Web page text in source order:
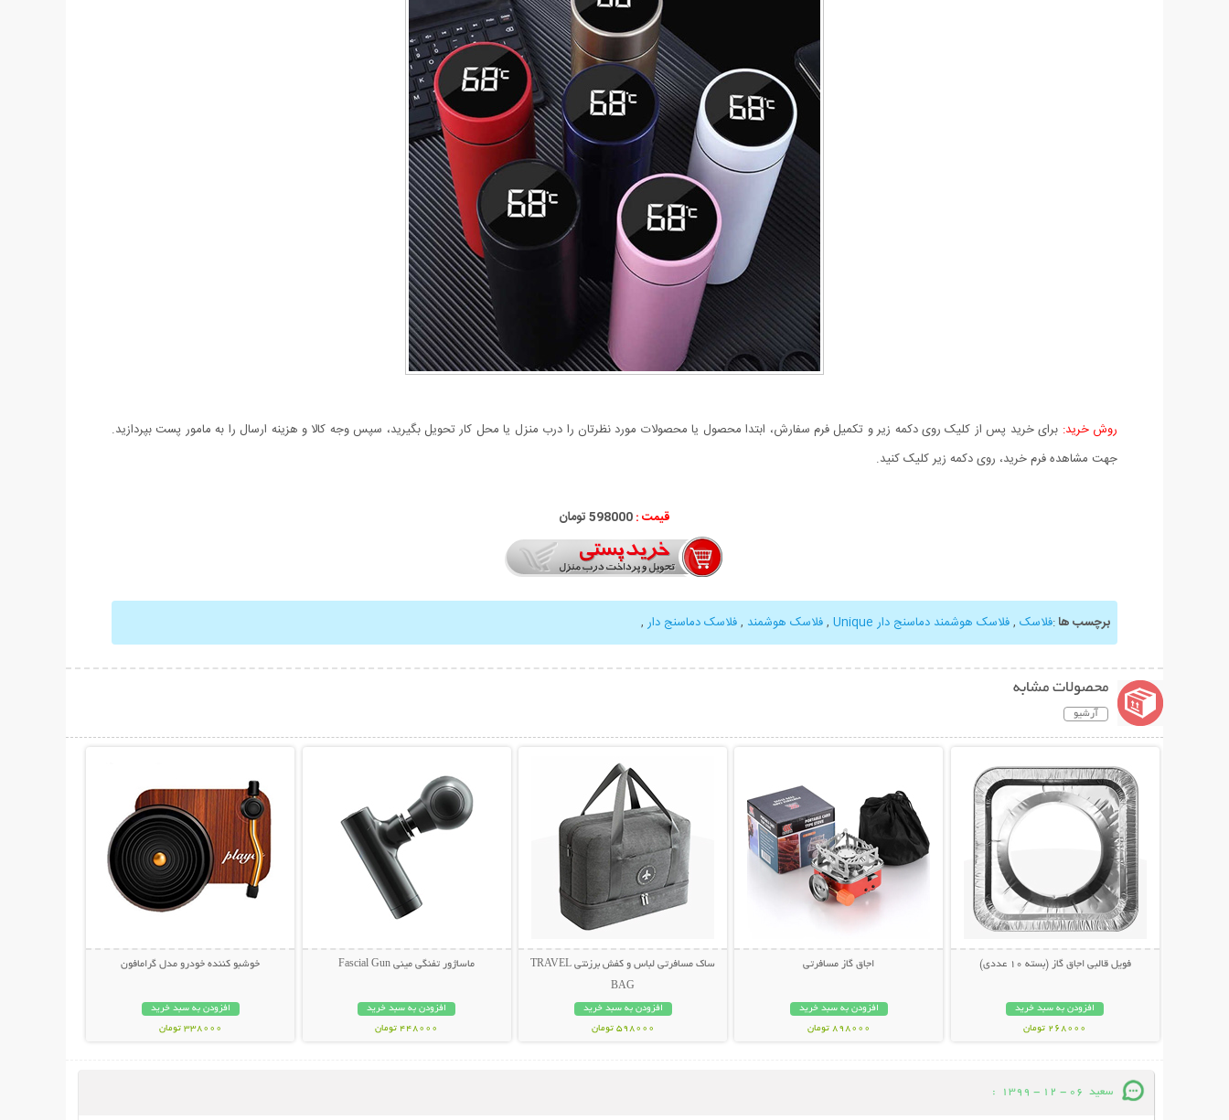
روش خرید: برای خرید پس از کلیک روی دکمه زیر و تکمیل فرم سفارش، ابتدا محصول یا محصولات مورد نظرتان را درب منزل یا محل کار تحویل بگیرید، سپس وجه کالا و هزینه ارسال را به مامور پست بپردازید.
جهت مشاهده فرم خرید، روی دکمه زیر کلیک کنید.
قیمت : 598000 تومان
برچسب ها:فلاسک ,فلاسک هوشمند دماسنج دار Unique ,فلاسک هوشمند ,فلاسک دماسنج دار ,
محصولات مشابه
آرشیو
فویل قالبی اجاق گاز (بسته 10 عددی)
افزودن به سبد خرید
268000 تومان
اجاق گاز مسافرتی
افزودن به سبد خرید
898000 تومان
ساک مسافرتی لباس و کفش برزنتی TRAVEL
BAG
افزودن به سبد خرید
598000 تومان
ماساژور تفنگی مینی Fascial Gun
افزودن به سبد خرید
448000 تومان
خوشبو کننده خودرو مدل گرامافون
افزودن به سبد خرید
338000 تومان
سعید 06 - 12 - 1399
: